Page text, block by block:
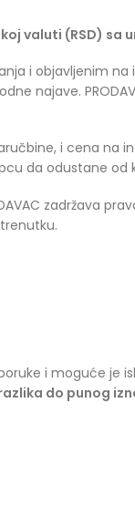
valuti (RSD) sa
i objavljenim
najave.
i cena na
da odustane
zadržava
i moguće je
do punog